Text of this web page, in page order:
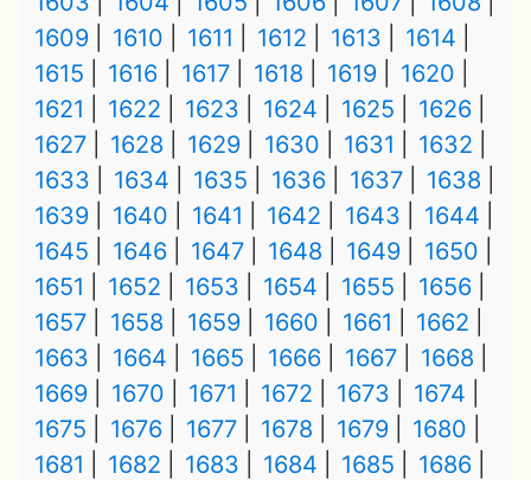
1609
1610 1611 1612 1613
1614
1615
1616 1617 1618 1619
1620
1621
1622 1623 1624 1625
1626
1627
1628 1629 1630 1631
1632
1633
1634 1635 1636 1637
1638
1639
1640 1641 1642 1643
1644
1645
1646 1647 1648 1649
1650
1651
1652 1653 1654 1655
1656
1657
1658 1659 1660 1661
1662
1663
1664 1665 1666 1667
1668
1669
1670 1671 1672 1673
1674
1675
1676 1677 1678 1679
1680
1681
1682 1683 1684 1685
1686